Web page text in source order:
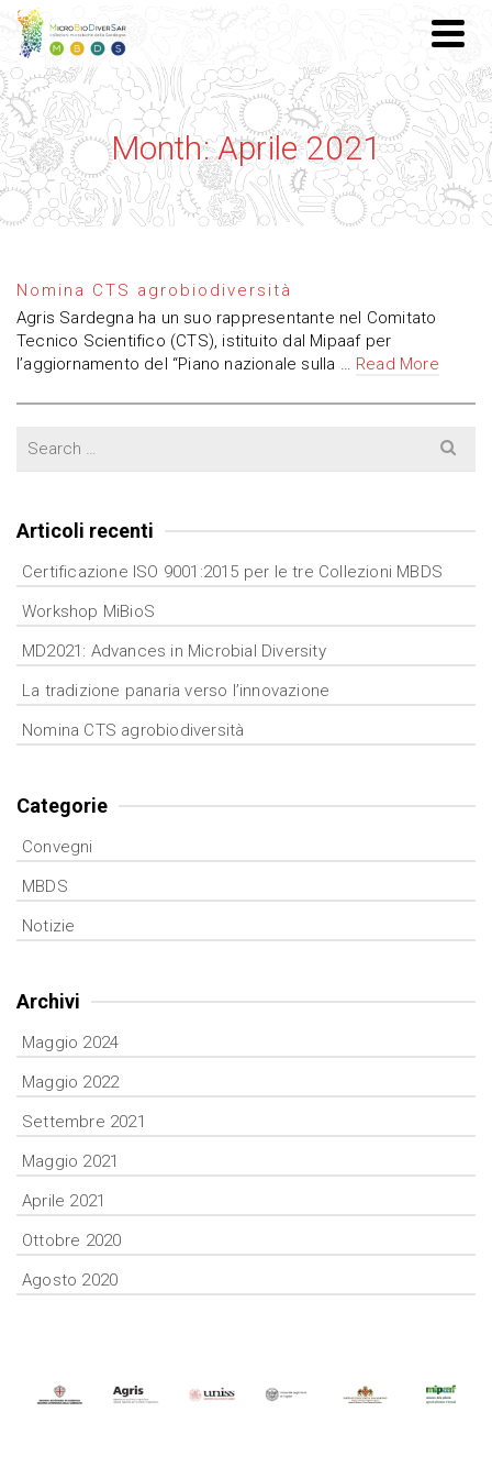
Month: Aprile 2021
Nomina CTS agrobiodiversità
Agris Sardegna ha un suo rappresentante nel Comitato
Tecnico Scientifico (CTS), istituito dal Mipaaf per
l’aggiornamento del “Piano nazionale sulla … Read More
for:
Articoli recenti
Certificazione ISO 9001:2015 per le tre Collezioni MBDS
Workshop MiBioS
MD2021: Advances in Microbial Diversity
La tradizione panaria verso l’innovazione
Nomina CTS agrobiodiversità
Categorie
Convegni
MBDS
Notizie
Archivi
Maggio 2024
Maggio 2022
Settembre 2021
Maggio 2021
Aprile 2021
Ottobre 2020
Agosto 2020